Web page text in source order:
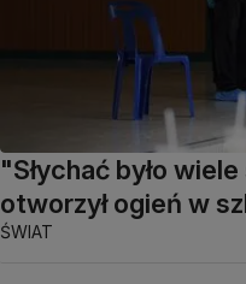
"Słychać było
otworzył ogień w
ŚWIAT